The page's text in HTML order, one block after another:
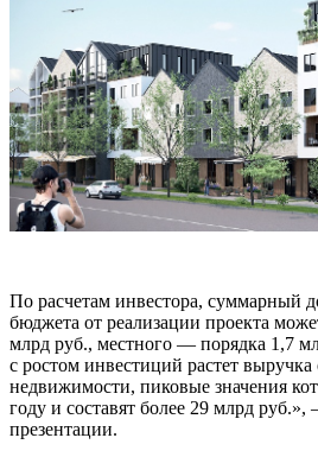
По расчетам инвестора, суммарный
бюджета от реализации проекта
млрд руб., местного — порядка 1,7
с ростом инвестиций растет выручка
недвижимости, пиковые значения
году и составят более 29 млрд руб.»,
презентации.